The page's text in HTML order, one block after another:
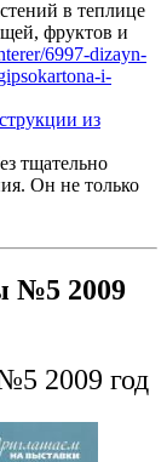
в теплице
фруктов и
из
тщательно
Он не только
№5 2009
2009 год